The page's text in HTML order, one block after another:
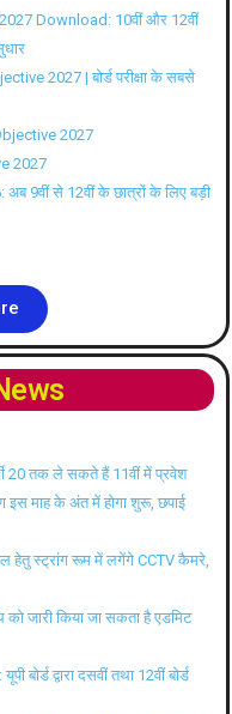
Download: 10वीं और 12वीं
2027 | बोर्ड परीक्षा के सबसे
2027
2027
9वीं से 12वीं के छात्रों के लिए बड़ी
20 तक ले सकते हैं 11वीं में प्रवेश
माह के अंत में होगा शुरू, छपाई
हेतु स्ट्रांग रूम में लगेंगे CCTV कैमरे,
को जारी किया जा सकता है एडमिट
द्वारा दसवीं तथा 12वीं बोर्ड